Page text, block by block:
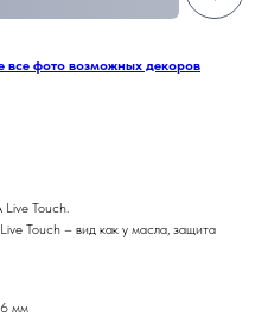
все фото возможных декоров
Touch.
Touch – вид как у масла, защита
мм